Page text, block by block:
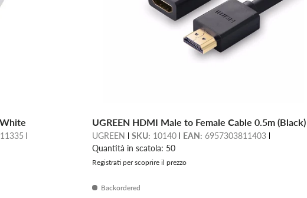
UGREEN HDMI Male to Female Cable 0.5m (Black)
UGREEN SKU: 10140 EAN: 6957303811403
Quantità in scatola: 50
Registrati per scoprire il prezzo
Backordered